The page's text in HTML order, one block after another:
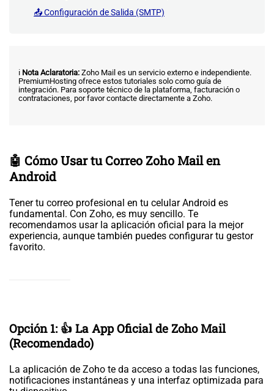
📤 Configuración de Salida (SMTP)
ℹ️ Nota Aclaratoria: Zoho Mail es un servicio externo e independiente.
PremiumHosting ofrece estos tutoriales solo como guía de
integración. Para soporte técnico de la plataforma, facturación o
contrataciones, por favor contacte directamente a Zoho.
🤖 Cómo Usar tu Correo Zoho Mail en
Android
Tener tu correo profesional en tu celular Android es
fundamental. Con Zoho, es muy sencillo. Te
recomendamos usar la aplicación oficial para la mejor
experiencia, aunque también puedes configurar tu gestor
favorito.
Opción 1: 👍 La App Oficial de Zoho Mail
(Recomendado)
La aplicación de Zoho te da acceso a todas las funciones,
notificaciones instantáneas y una interfaz optimizada para